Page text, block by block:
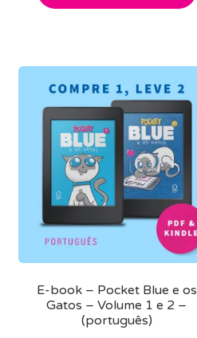
E-book – Pocket Blue e os
Gatos – Volume 1 e 2 –
(português)